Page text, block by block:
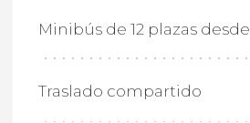
Minibús de 12 plazas desde
Traslado compartido